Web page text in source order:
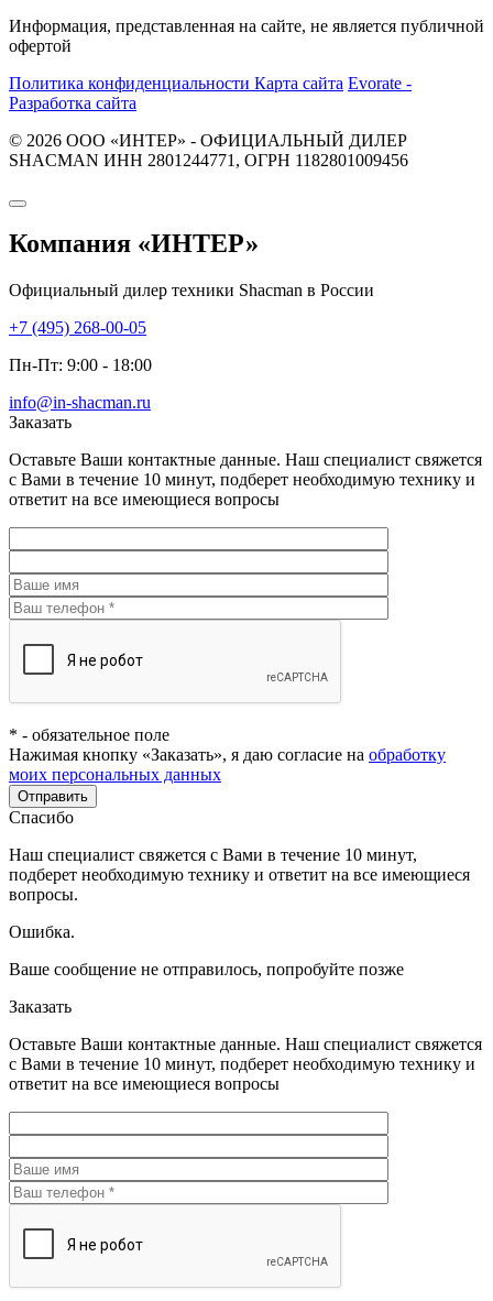
Информация, представленная на сайте, не является публичной
офертой
Политика конфиденциальности Карта сайта Evorate -
Разработка сайта
© 2026 ООО «ИНТЕР» - ОФИЦИАЛЬНЫЙ ДИЛЕР
SHACMAN ИНН 2801244771, ОГРН 1182801009456
Компания «ИНТЕР»
Официальный дилер техники Shacman в России
+7 (495) 268-00-05
Пн-Пт: 9:00 - 18:00
info@in-shacman.ru
Заказать
Оставьте Ваши контактные данные. Наш специалист свяжется
с Вами в течение 10 минут, подберет необходимую технику и
ответит на все имеющиеся вопросы
* - обязательное поле
Нажимая кнопку «Заказать», я даю согласие на обработку
моих персональных данных
Отправить
Спасибо
Наш специалист свяжется с Вами в течение 10 минут,
подберет необходимую технику и ответит на все имеющиеся
вопросы.
Ошибка.
Ваше сообщение не отправилось, попробуйте позже
Заказать
Оставьте Ваши контактные данные. Наш специалист свяжется
с Вами в течение 10 минут, подберет необходимую технику и
ответит на все имеющиеся вопросы